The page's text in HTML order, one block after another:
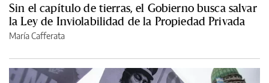
Sin el capítulo de tierras, el Gobierno busca salvar
la Ley de Inviolabilidad de la Propiedad Privada
María Cafferata